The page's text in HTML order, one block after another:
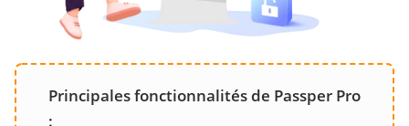
Principales fonctionnalités de Passper Pro
: